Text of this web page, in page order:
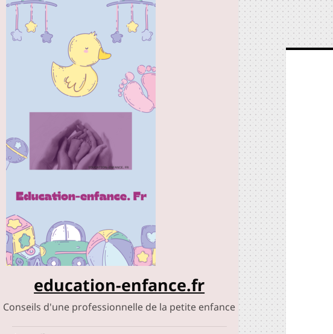
education-enfance.fr
Conseils d'une professionnelle de la petite enfance